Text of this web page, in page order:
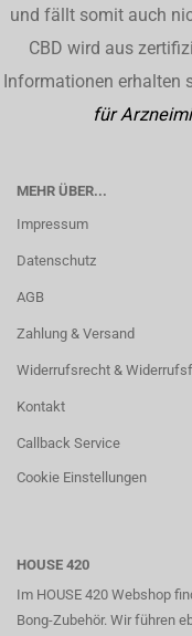
und fällt somit auch
CBD wird aus
Informationen erhalten
für
MEHR ÜBER...
Impressum
Datenschutz
AGB
Zahlung & Versand
Widerrufsrecht &
Kontakt
Callback Service
Cookie Einstellungen
HOUSE 420
Im HOUSE 420 Webshop
Bong-Zubehör. Wir führen